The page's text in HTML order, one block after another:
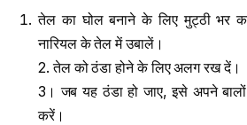
तेल का घोल बनाने के लिए मुट्ठी भर
नारियल के तेल में उबालें।
2. तेल को ठंडा होने के लिए अलग रख दें।
3। जब यह ठंडा हो जाए, इसे अपने बालों
करें।